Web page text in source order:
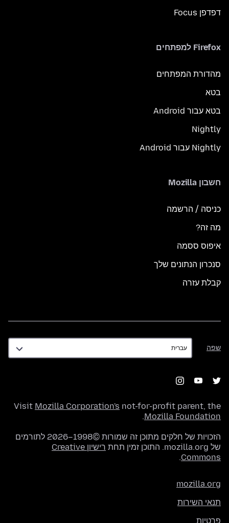
דפדפן Focus
Firefox למפתחים
מהדורת המפתחים
בטא
בטא עבור Android
Nightly
Nightly עבור Android
חשבון Mozilla
כניסה / הרשמה
מה זה?
איפוס ססמה
סנכרון הנתונים שלך
קבלת עזרה
שפה
שפה
Visit Mozilla Corporation's not-for-profit parent, the
Mozilla Foundation
.
הזכויות של חלקים מתוכן זה שמורות ©1998–2026 לתורמים
של mozilla.org. התוכן זמין תחת
רישיון Creative
Commons
.
mozilla.org
תנאי השירות
פרטיות